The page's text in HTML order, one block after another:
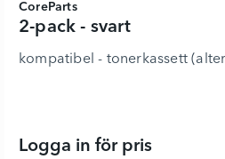
CoreParts
2-pack - svart
kompatibel - tonerkassett
Logga in för pris2-pack -